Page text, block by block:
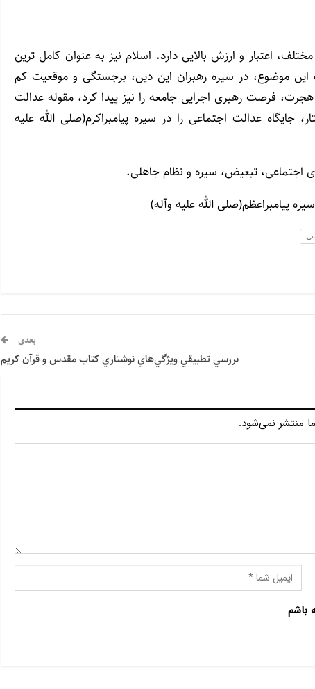
اعتبار و ارزش بالايى دارد. اسلام نيز به عنوان كامل ترين
موضوع، در سيره رهبران اين دين، برجستگى و موقعيت كم
فرصت رهبرى اجرايى جامعه را نيز پيدا كرد، مقوله عدالت
عدالت اجتماعى را در سيره پيامبراكرم(صلى الله عليه
اجتماعى، تبعيض، سيره و نظام جاهلى.
پيامبراعظم(صلى الله عليه وآله)
بعدی
بررسي تطبيقي ويژگي‌هاي نوشتاري كتاب مقدس و قرآن كريم
منتشر نمی‌شود.
باشم